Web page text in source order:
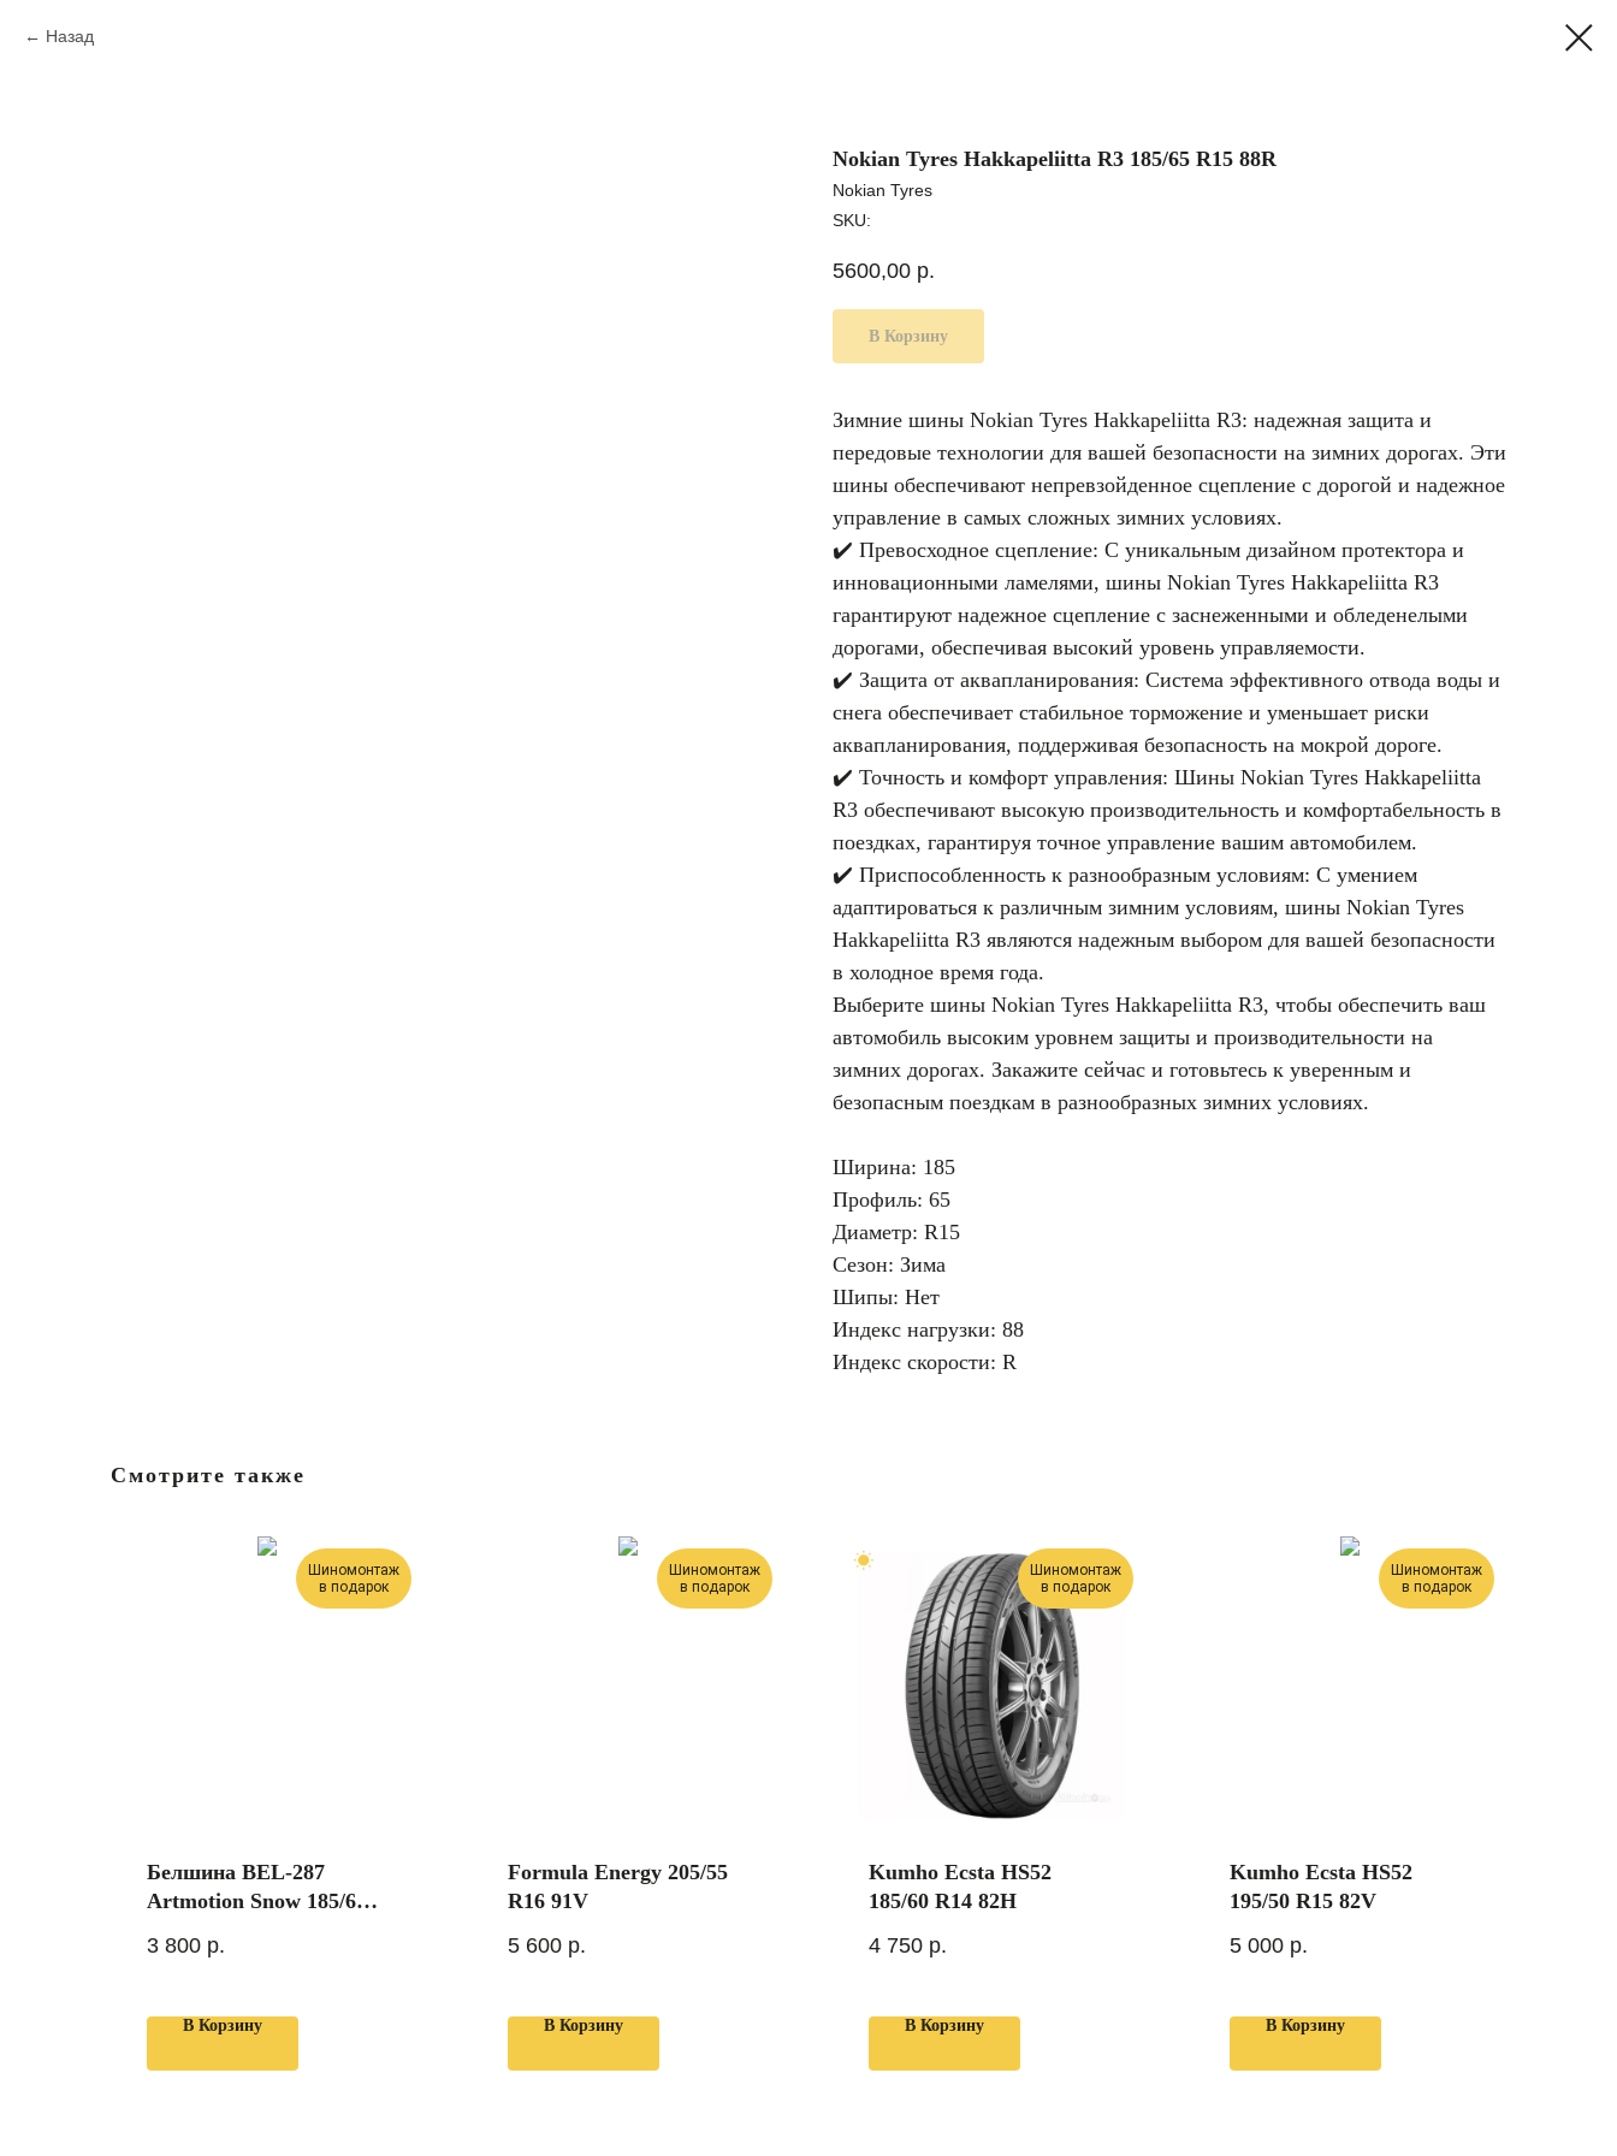
Назад
Nokian Tyres Hakkapeliitta R3 185/65 R15 88R
Nokian Tyres
SKU:
5600,00 р.
В Корзину
Зимние шины Nokian Tyres Hakkapeliitta R3: надежная защита и
передовые технологии для вашей безопасности на зимних дорогах. Эти
шины обеспечивают непревзойденное сцепление с дорогой и надежное
управление в самых сложных зимних условиях.
✔️ Превосходное сцепление: С уникальным дизайном протектора и
инновационными ламелями, шины Nokian Tyres Hakkapeliitta R3
гарантируют надежное сцепление с заснеженными и обледенелыми
дорогами, обеспечивая высокий уровень управляемости.
✔️ Защита от аквапланирования: Система эффективного отвода воды и
снега обеспечивает стабильное торможение и уменьшает риски
аквапланирования, поддерживая безопасность на мокрой дороге.
✔️ Точность и комфорт управления: Шины Nokian Tyres Hakkapeliitta
R3 обеспечивают высокую производительность и комфортабельность в
поездках, гарантируя точное управление вашим автомобилем.
✔️ Приспособленность к разнообразным условиям: С умением
адаптироваться к различным зимним условиям, шины Nokian Tyres
Hakkapeliitta R3 являются надежным выбором для вашей безопасности
в холодное время года.
Выберите шины Nokian Tyres Hakkapeliitta R3, чтобы обеспечить ваш
автомобиль высоким уровнем защиты и производительности на
зимних дорогах. Закажите сейчас и готовьтесь к уверенным и
безопасным поездкам в разнообразных зимних условиях.
Ширина: 185
Профиль: 65
Диаметр: R15
Сезон: Зима
Шипы: Нет
Индекс нагрузки: 88
Индекс скорости: R
Смотрите также
Шиномонтаж
в подарок
Белшина BEL-287
Artmotion Snow 185/65
3 800 р.
В Корзину
Шиномонтаж
в подарок
Formula Energy 205/55
R16 91V
5 600 р.
В Корзину
Шиномонтаж
в подарок
Kumho Ecsta HS52
185/60 R14 82H
4 750 р.
В Корзину
Шиномонтаж
в подарок
Kumho Ecsta HS52
195/50 R15 82V
5 000 р.
В Корзину